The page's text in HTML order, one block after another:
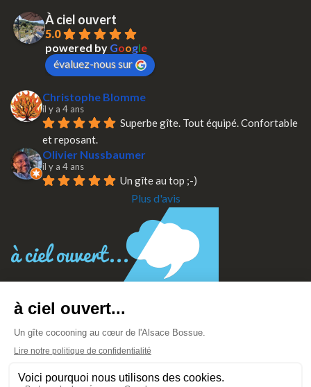
À ciel ouvert
5.0
powered by Google
évaluez-nous sur
Christophe Blomme
il y a 4 ans
Superbe gîte. Tout équipé. Confortable
et reposant.
Olivier Nussbaumer
il y a 4 ans
Un gîte au top ;-)
Plus d'avis